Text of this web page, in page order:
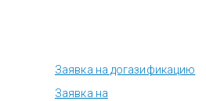
Заявка на догазификацию
Заявка на